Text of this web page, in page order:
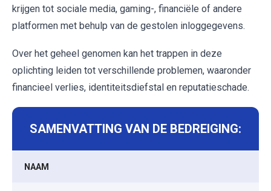
krijgen tot sociale media, gaming-, financiële of andere
platformen met behulp van de gestolen inloggegevens.
Over het geheel genomen kan het trappen in deze
oplichting leiden tot verschillende problemen, waaronder
financieel verlies, identiteitsdiefstal en reputatieschade.
SAMENVATTING VAN DE BEDREIGING:
NAAM